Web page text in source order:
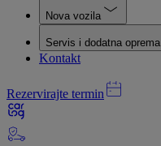
Nova vozila
Servis i dodatna oprema
Kontakt
Rezervirajte termin